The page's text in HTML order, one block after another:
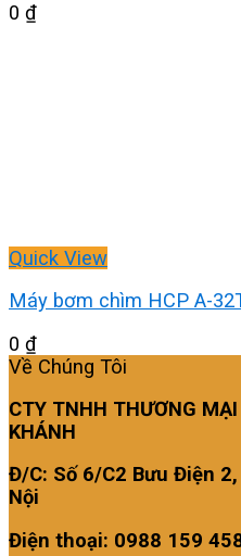
0 ₫
Quick View
Máy bơm chìm HCP A-
0 ₫
Về Chúng Tôi
CTY TNHH THƯƠNG
KHÁNH
Đ/C: Số 6/C2 Bưu Điện
Nội
Điện thoại: 0988 159